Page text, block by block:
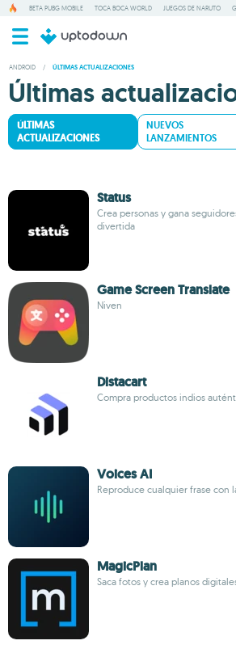
BETA PUBG MOBILE TOCA BOCA WORLD JUEGOS DE NARUTO
ANDROID / ÚLTIMAS ACTUALIZACIONES
Últimas
ÚLTIMAS
ACTUALIZACIONES
NUEVOS
LANZAMIENTOS
Status
Crea personas y gana
divertida
Game Screen Translate
Niven
Distacart
Compra productos indios
Voices AI
Reproduce cualquier frase con
MagicPlan
Saca fotos y crea planos